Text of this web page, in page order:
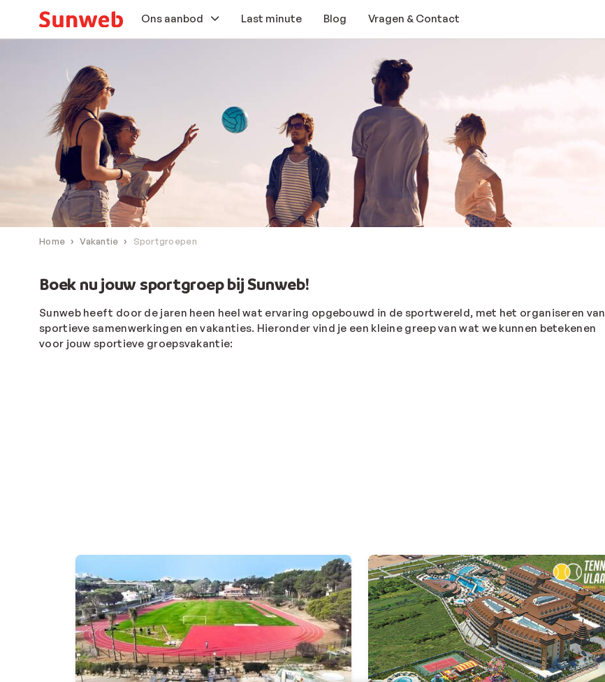
Ons aanbod Last minute Blog Vragen & Contact
Zonvakanties
Skivakanties
Autovakanties
Aanbiedingen
Extras
Home Vakantie Sportgroepen
Boek nu jouw sportgroep bij Sunweb!
Sunweb heeft door de jaren heen heel wat ervaring opgebouwd in de sportwereld, met het organiseren van
sportieve samenwerkingen en vakanties. Hieronder vind je een kleine greep van wat we kunnen betekenen
voor jouw sportieve groepsvakantie: